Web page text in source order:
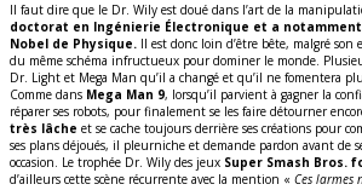
Il faut dire que le Dr. Wily est doué dans l’art de la
doctorat en Ingénierie Électronique et a
Nobel de Physique. Il est donc loin d’être bête, malgré son
du même schéma infructueux pour dominer le monde.
Dr. Light et Mega Man qu’il a changé et qu’il ne fomentera
Comme dans Mega Man 9, lorsqu’il parvient à gagner la
réparer ses robots, pour finalement se les faire détourner
très lâche et se cache toujours derrière ses créations pour
ses plans déjoués, il pleurniche et demande pardon avant de
occasion. Le trophée Dr. Wily des jeux Super Smash Bros.
d’ailleurs cette scène récurrente avec la mention « Ces larmes